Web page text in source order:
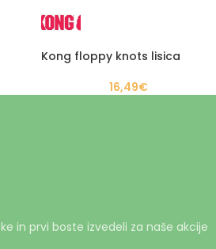
Kong floppy knots lisica
16,49€
in prvi boste izvedeli za naše akcije